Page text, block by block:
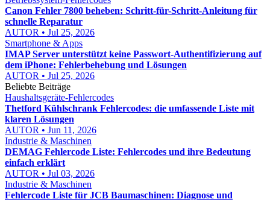
Canon Fehler 7800 beheben: Schritt-für-Schritt-Anleitung für
schnelle Reparatur
AUTOR • Jul 25, 2026
Smartphone & Apps
IMAP Server unterstützt keine Passwort-Authentifizierung auf
dem iPhone: Fehlerbehebung und Lösungen
AUTOR • Jul 25, 2026
Beliebte Beiträge
Haushaltsgeräte-Fehlercodes
Thetford Kühlschrank Fehlercodes: die umfassende Liste mit
klaren Lösungen
AUTOR • Jun 11, 2026
Industrie & Maschinen
DEMAG Fehlercode Liste: Fehlercodes und ihre Bedeutung
einfach erklärt
AUTOR • Jul 03, 2026
Industrie & Maschinen
Fehlercode Liste für JCB Baumaschinen: Diagnose und